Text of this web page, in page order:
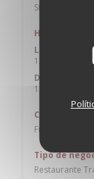
Station n° 9033
Horario de
Lun
12:00 - 15:00
Domingo
12:00 - 15:00
Cocina
Francesa
Tipo de
Restaurante